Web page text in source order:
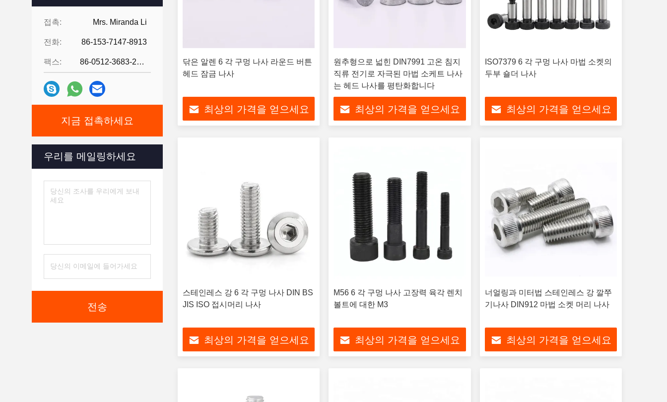
접촉: Mrs. Miranda Li
전화: 86-153-7147-8913
팩스: 86-0512-3683-2631
지금 접촉하세요
우리를 메일링하세요
전송
닦은 알렌 6 각 구멍 나사 라운드 버튼
헤드 잠금 나사
최상의 가격을 얻으세요
원추형으로 넓힌 DIN7991 고온 침지
직류 전기로 자극된 마법 소케트 나사
는 헤드 나사를 평탄화합니다
최상의 가격을 얻으세요
ISO7379 6 각 구멍 나사 마법 소켓의
두부 숄더 나사
최상의 가격을 얻으세요
스테인레스 강 6 각 구멍 나사 DIN BS
JIS ISO 접시머리 나사
최상의 가격을 얻으세요
M56 6 각 구멍 나사 고장력 육각 렌치
볼트에 대한 M3
최상의 가격을 얻으세요
너얼링과 미터법 스테인레스 강 깔쭈
기나사 DIN912 마법 소켓 머리 나사
최상의 가격을 얻으세요